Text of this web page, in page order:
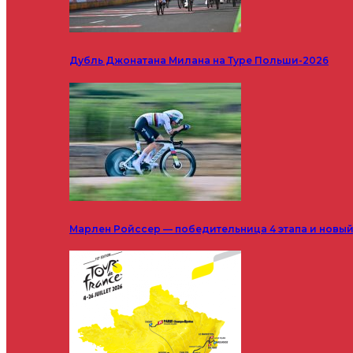
Дубль Джонатана Милана на Туре Польши-2026
Марлен Ройссер — победительница 4 этапа и